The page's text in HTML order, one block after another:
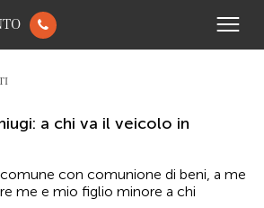
a chi va il veicolo in
con comunione di beni, a me
me e mio figlio minore a chi